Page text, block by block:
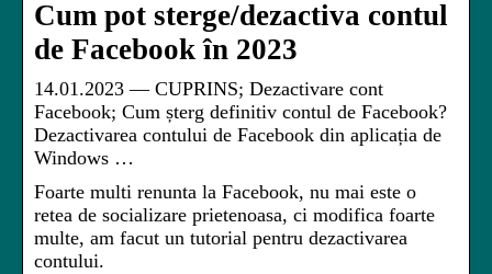
Cum pot sterge/dezactiva contul
de Facebook în 2023
14.01.2023 — CUPRINS; Dezactivare cont
Facebook; Cum șterg definitiv contul de Facebook?
Dezactivarea contului de Facebook din aplicația de
Windows …
Foarte multi renunta la Facebook, nu mai este o
retea de socializare prietenoasa, ci modifica foarte
multe, am facut un tutorial pentru dezactivarea
contului.